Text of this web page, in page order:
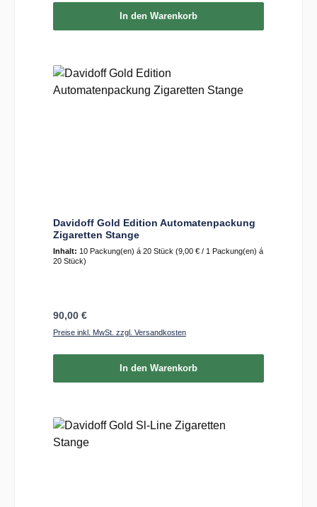
In den Warenkorb
Davidoff Gold Edition Automatenpackung
Zigaretten Stange
Inhalt: 10 Packung(en) á 20 Stück (9,00 € / 1 Packung(en) á
20 Stück)
Regulärer Preis:
90,00 €
Preise inkl. MwSt. zzgl. Versandkosten
In den Warenkorb